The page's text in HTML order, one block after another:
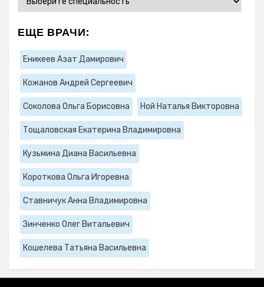
ЕЩЕ ВРАЧИ:
Еникеев Азат Дамирович
Кожанов Андрей Сергеевич
Соколова Ольга Борисовна Ной Наталья Викторовна
Тощаловская Екатерина Владимировна
Кузьмина Диана Васильевна
Короткова Ольга Игоревна
Ставничук Анна Владимировна
Зинченко Олег Витальевич
Кошелева Татьяна Васильевна